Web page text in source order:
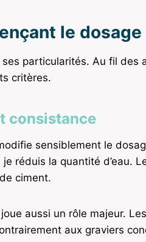
le
particularités. Au fil des
critères.
consistance
sensiblement le
réduis la quantité d’eau.
ciment.
aussi un rôle majeur.
aux graviers